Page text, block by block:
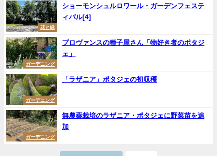
花と緑
ショーモンシュルロワール・ガーデンフェステ
ィバル[4]
ガーデニング
プロヴァンスの種子屋さん「物好き者のポタジ
ェ」
ガーデニング
「ラザニア」ポタジェの初収穫
ガーデニング
無農薬栽培のラザニア・ポタジェに野菜苗を追
加